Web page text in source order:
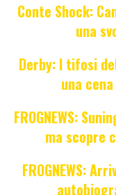
Conte Shock:
una
Derby: I tifosi
una
FROGNEWS:
ma scopre
FROGNEWS: